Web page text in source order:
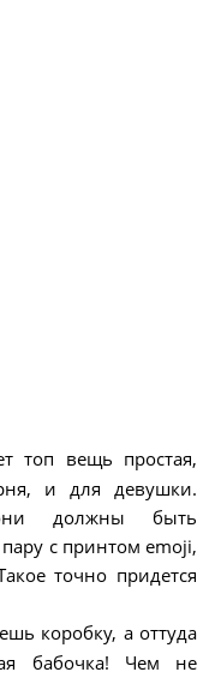
топ вещь простая,
и для девушки.
должны быть
с принтом emoji,
точно придется
коробку, а оттуда
бабочка! Чем не